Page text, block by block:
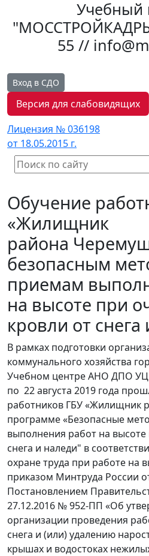
Учебный
55 //
Вход в СДО
Версия для слабовидящих
Лицензия № 036198
от 18.05.2015 г.
Обучение
«Жилищник
района
безопасным
приемам
на высоте при
кровли от снега
В рамках подготовки
коммунального хозяйства
Учебном центре АНО ДПО УЦ
по 22 августа 2019 года
работников ГБУ «Жилищник
программе «Безопасные
выполнения работ на высоте
снега и наледи" в
охране труда при работе на
приказом Минтруда России
Постановлением
27.12.2016 № 952-ПП «Об
организации проведения
снега и (или) удалению
крышах и водостоках